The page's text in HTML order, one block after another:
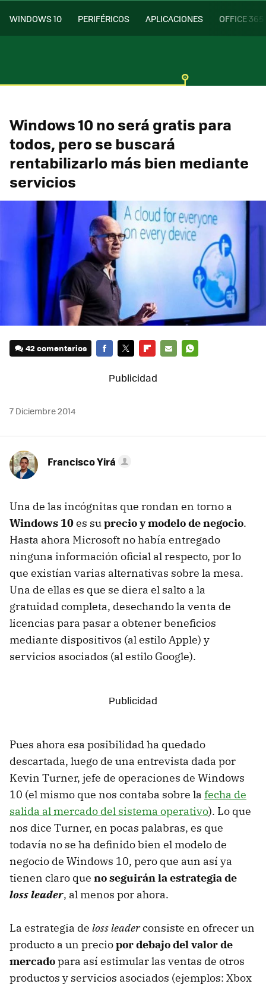
WINDOWS 10 PERIFÉRICOS APLICACIONES OFFICE 365
Windows 10 no será gratis para
todos, pero se buscará
rentabilizarlo más bien mediante
servicios
42 comentarios
7 Diciembre 2014
Francisco Yirá
Una de las incógnitas que rondan en torno a
Windows 10es suprecio y modelo de negocio.
Hasta ahora Microsoft no había entregado
ninguna información oficial al respecto, por lo
que existían varias alternativas sobre la mesa.
Una de ellas es que se diera el salto a la
gratuidad completa, desechando la venta de
licencias para pasar a obtener beneficios
mediante dispositivos (al estilo Apple) y
servicios asociados (al estilo Google).
Pues ahora esa posibilidad ha quedado
descartada, luego de una entrevista dada por
Kevin Turner, jefe de operaciones de Windows
10 (el mismo que nos contaba sobre la fecha de
salida al mercado del sistema operativo). Lo que
nos dice Turner, en pocas palabras, es que
todavía no se ha definido bien el modelo de
negocio de Windows 10, pero que aun así ya
tienen claro que no seguirán la estrategia de
loss leader, al menos por ahora.
La estrategia de loss leaderconsiste en ofrecer un
producto a un preciopor debajo del valor de
mercadopara así estimular las ventas de otros
productos y servicios asociados (ejemplos: Xbox